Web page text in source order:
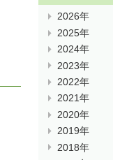
2026年
2025年
2024年
2023年
2022年
2021年
2020年
2019年
2018年